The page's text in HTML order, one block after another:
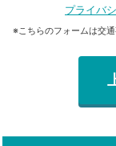
プライバ
※こちらのフォームは交